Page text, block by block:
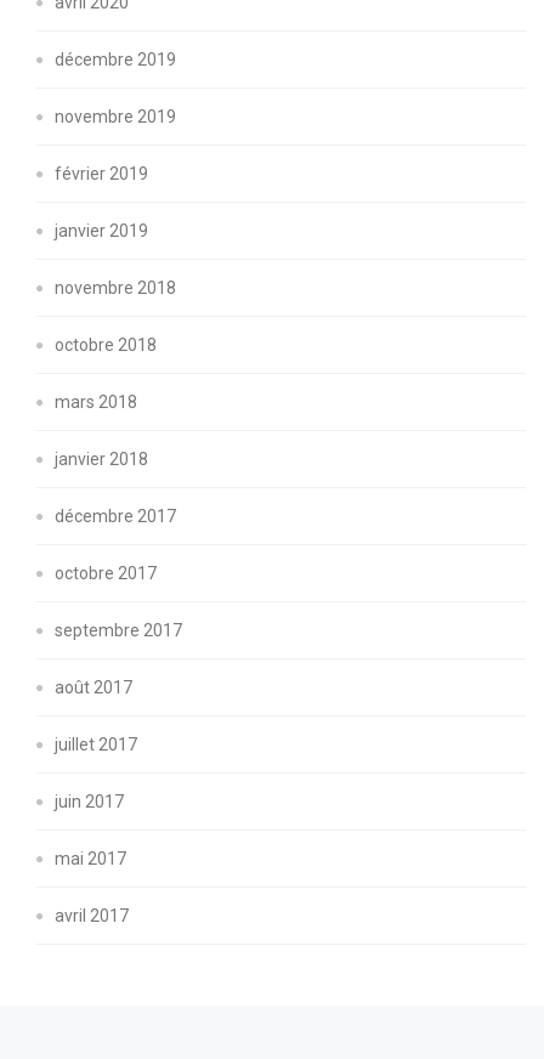
décembre 2019
novembre 2019
février 2019
janvier 2019
novembre 2018
octobre 2018
mars 2018
janvier 2018
décembre 2017
octobre 2017
septembre 2017
août 2017
juillet 2017
juin 2017
mai 2017
avril 2017